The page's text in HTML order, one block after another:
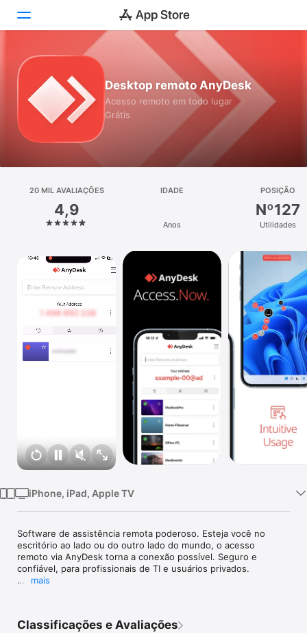
Jogos
Apps
Plataforma
iPhone
Watch
Desktop remoto AnyDesk
Acesso remoto em todo lugar
Grátis
20 MIL AVALIAÇÕES
4,9
IDADE
Anos
POSIÇÃO
Nº127
Utilidades
iPhone, iPad, Apple TV
Software de assistência remota poderoso. Esteja você no
escritório ao lado ou do outro lado do mundo, o acesso
remoto via AnyDesk torna a conexão possível. Seguro e
confiável, para profissionais de TI e usuários privados.
mais
Classificações e Avaliações